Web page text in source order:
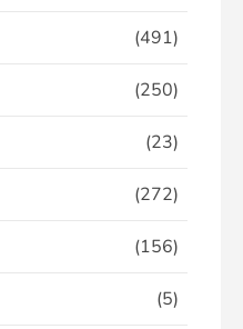
(491)
(250)
(23)
(272)
(156)
(5)